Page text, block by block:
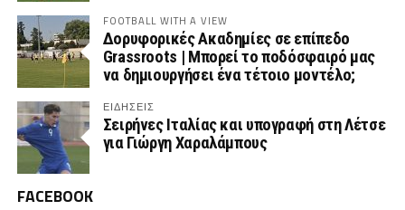
FOOTBALL WITH A VIEW
Δορυφορικές Ακαδημίες σε επίπεδο
Grassroots | Μπορεί το ποδόσφαιρό μας
να δημιουργήσει ένα τέτοιο μοντέλο;
ΕΙΔΗΣΕΙΣ
Σειρήνες Ιταλίας και υπογραφή στη Λέτσε
για Γιώργη Χαραλάμπους
FACEBOOK